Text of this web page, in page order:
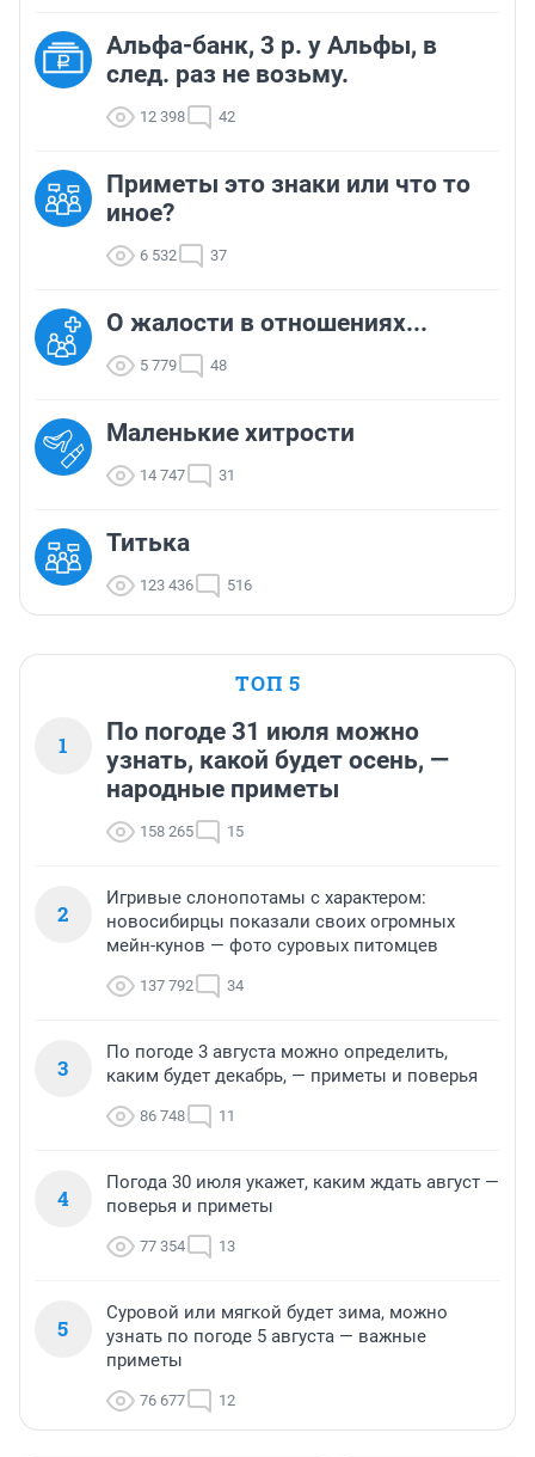
Альфа-банк, 3 р. у Альфы, в
след. раз не возьму.
12 398 42
Приметы это знаки или что то
иное?
6 532 37
О жалости в отношениях...
5 779 48
Маленькие хитрости
14 747 31
Титька
123 436 516
ТОП 5
1
По погоде 31 июля можно
узнать, какой будет осень, —
народные приметы
158 265 15
2
Игривые слонопотамы с характером:
новосибирцы показали своих огромных
мейн-кунов — фото суровых питомцев
137 792 34
3
По погоде 3 августа можно определить,
каким будет декабрь, — приметы и поверья
86 748 11
4
Погода 30 июля укажет, каким ждать август —
поверья и приметы
77 354 13
5
Суровой или мягкой будет зима, можно
узнать по погоде 5 августа — важные
приметы
76 677 12